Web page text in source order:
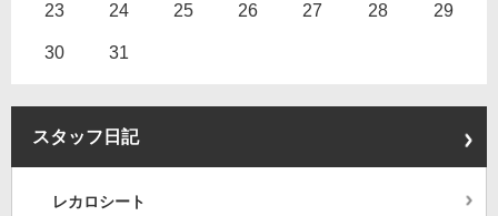
23 24 25 26 27 28 29
30 31
スタッフ日記
レカロシート